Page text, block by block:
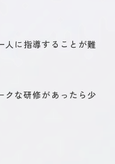
人に指導することが難
クな研修があったら少